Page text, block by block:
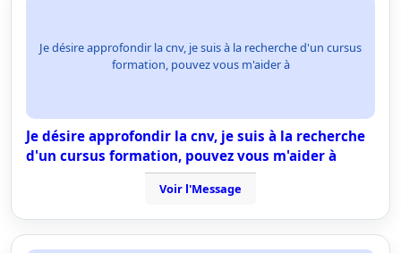
Je désire approfondir la cnv, je suis à la recherche d'un cursus
formation, pouvez vous m'aider à
Je désire approfondir la cnv, je suis à la recherche
d'un cursus formation, pouvez vous m'aider à
Voir l'Message